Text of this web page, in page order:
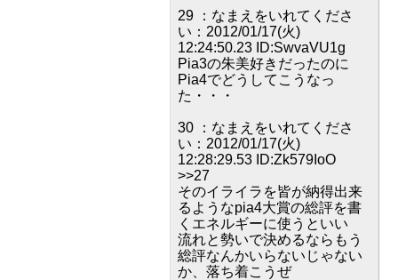
29 ：なまえをいれてくださ
い：2012/01/17(火)
12:24:50.23 ID:SwvaVU1g
Pia3の朱美好きだったのに
Pia4でどうしてこうなっ
た・・・
30 ：なまえをいれてくださ
い：2012/01/17(火)
12:28:29.53 ID:Zk579IoO
>>27
そのイライラを皆が納得出来
るようなpia4大賞の総評を書
くエネルギーに使うといい
流れと勢いで決めるならもう
総評なんかいらないじゃない
か、落ち着こうぜ